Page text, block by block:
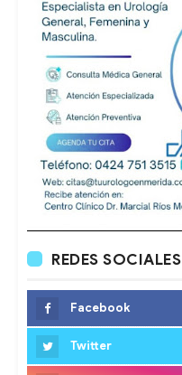
REDES SOCIALES
Facebook
Twitter